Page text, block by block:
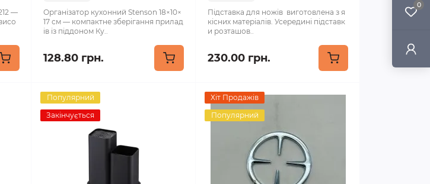
0
—
Організатор кухонний Stenson 18×10×
17 см — компактне зберігання прилад
ів із піддоном Ку..
128.80 грн.
Підставка для ножів виготовлена з я
кісних матеріалів. Усередині підставк
и розташов..
230.00 грн.
Популярний
Закінчується
Хіт Продажів
Популярний